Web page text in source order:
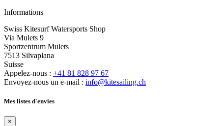
Informations
Swiss Kitesurf Watersports Shop
Via Mulets 9
Sportzentrum Mulets
7513 Silvaplana
Suisse
Appelez-nous : +41 81 828 97 67
Envoyez-nous un e-mail : info@kitesailing.ch
Mes listes d'envies
×